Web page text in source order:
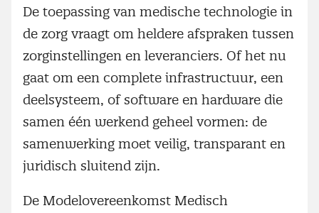
De toepassing van medische technologie in
de zorg vraagt om heldere afspraken tussen
zorginstellingen en leveranciers. Of het nu
gaat om een complete infrastructuur, een
deelsysteem, of software en hardware die
samen één werkend geheel vormen: de
samenwerking moet veilig, transparant en
juridisch sluitend zijn.
De Modelovereenkomst Medisch